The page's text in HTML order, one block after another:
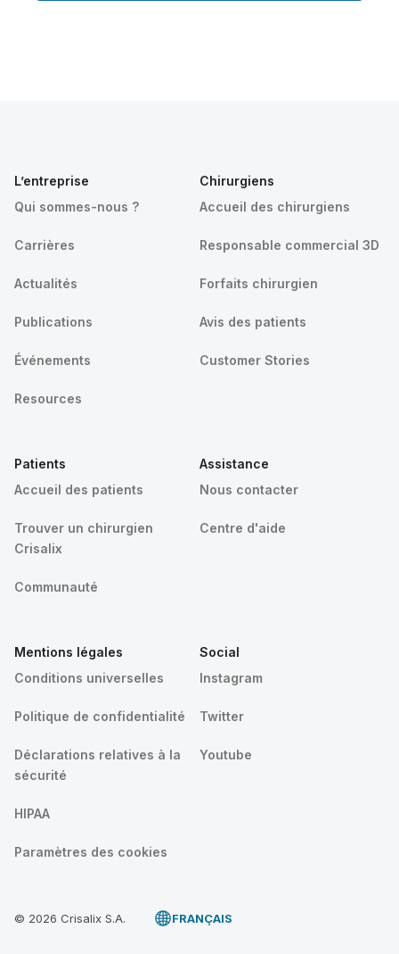
L’entreprise
Qui sommes-nous ?
Carrières
Actualités
Publications
Événements
Resources
Chirurgiens
Accueil des chirurgiens
Responsable commercial 3D
Forfaits chirurgien
Avis des patients
Customer Stories
Patients
Accueil des patients
Trouver un chirurgien
Crisalix
Communauté
Assistance
Nous contacter
Centre d'aide
Mentions légales
Conditions universelles
Politique de confidentialité
Déclarations relatives à la
sécurité
HIPAA
Paramètres des cookies
Social
Instagram
Twitter
Youtube
© 2026 Crisalix S.A. FRANÇAIS